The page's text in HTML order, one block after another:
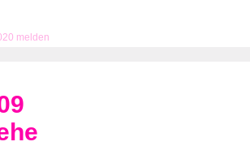
melden